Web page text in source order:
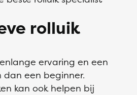
rolluik
ervaring en een
dan een beginner.
kan ook helpen bij